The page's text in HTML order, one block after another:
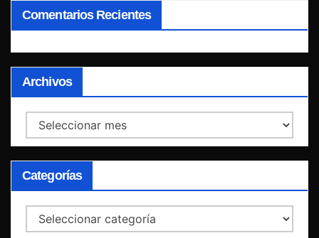
Comentarios Recientes
Archivos
Archivos
Categorías
Categorías